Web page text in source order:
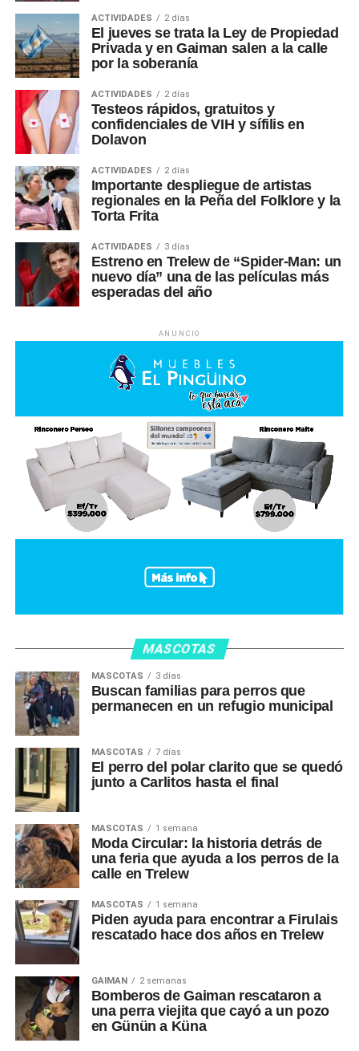
ACTIVIDADES 2 días
El jueves se trata la Ley de Propiedad
Privada y en Gaiman salen a la calle
por la soberanía
ACTIVIDADES 2 días
Testeos rápidos, gratuitos y
confidenciales de VIH y sífilis en
Dolavon
ACTIVIDADES 2 días
Importante despliegue de artistas
regionales en la Peña del Folklore y la
Torta Frita
ACTIVIDADES 3 días
Estreno en Trelew de “Spider-Man: un
nuevo día” una de las películas más
esperadas del año
ANUNCIO
MASCOTAS
MASCOTAS 3 días
Buscan familias para perros que
permanecen en un refugio municipal
MASCOTAS 7 días
El perro del polar clarito que se quedó
junto a Carlitos hasta el final
MASCOTAS 1 semana
Moda Circular: la historia detrás de
una feria que ayuda a los perros de la
calle en Trelew
MASCOTAS 1 semana
Piden ayuda para encontrar a Firulais
rescatado hace dos años en Trelew
GAIMAN 2 semanas
Bomberos de Gaiman rescataron a
una perra viejita que cayó a un pozo
en Günün a Küna